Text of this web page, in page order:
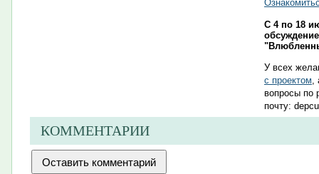
С 4 по 18
У всех
с проектом​,
вопросы по
почту:
КОММЕНТАРИИ